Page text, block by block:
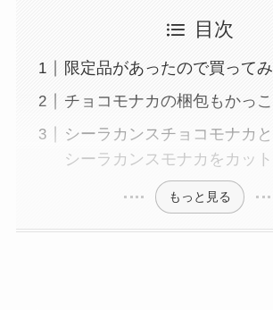
目次
限定品があったので買って
チョコモナカの梱包もかっ
シーラカンスチョコモナカ
シーラカンスモナカをカット
もっと見る